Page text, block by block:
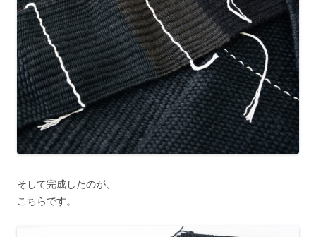
そして完成したのが、
こちらです。